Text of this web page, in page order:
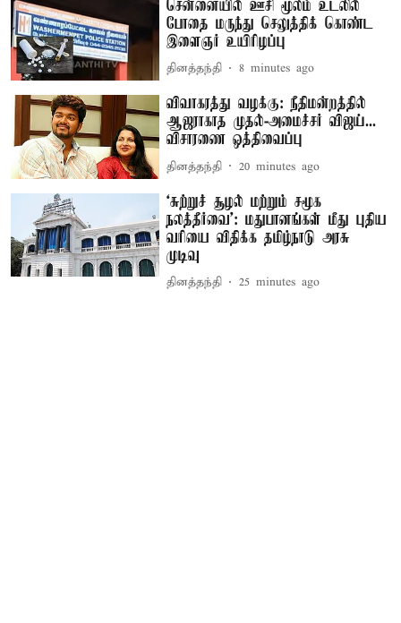
சென்னையில் ஊசி மூலம் உடலில்
போதை மருந்து செலுத்திக் கொண்ட
இளைஞர் உயிரிழப்பு
தினத்தந்தி 8 minutes ago
விவாகரத்து வழக்கு: நீதிமன்றத்தில்
ஆஜராகாத முதல்-அமைச்சர் விஜய்...
விசாரணை ஒத்திவைப்பு
தினத்தந்தி 20 minutes ago
‘சுற்றுச் சூழல் மற்றும் சமூக
நலத்தீர்வை’: மதுபானங்கள் மீது புதிய
வரியை விதிக்க தமிழ்நாடு அரசு
முடிவு
தினத்தந்தி 25 minutes ago